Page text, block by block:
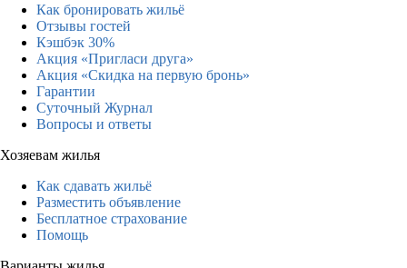
Как бронировать жильё
Отзывы гостей
Кэшбэк 30%
Акция «Пригласи друга»
Акция «Скидка на первую бронь»
Гарантии
Суточный Журнал
Вопросы и ответы
Хозяевам жилья
Как сдавать жильё
Разместить объявление
Бесплатное страхование
Помощь